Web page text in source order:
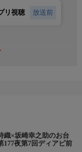
リ視聴 放送前
フォーク村
織×坂崎幸之助のお台
177夜第7回ディアビ前